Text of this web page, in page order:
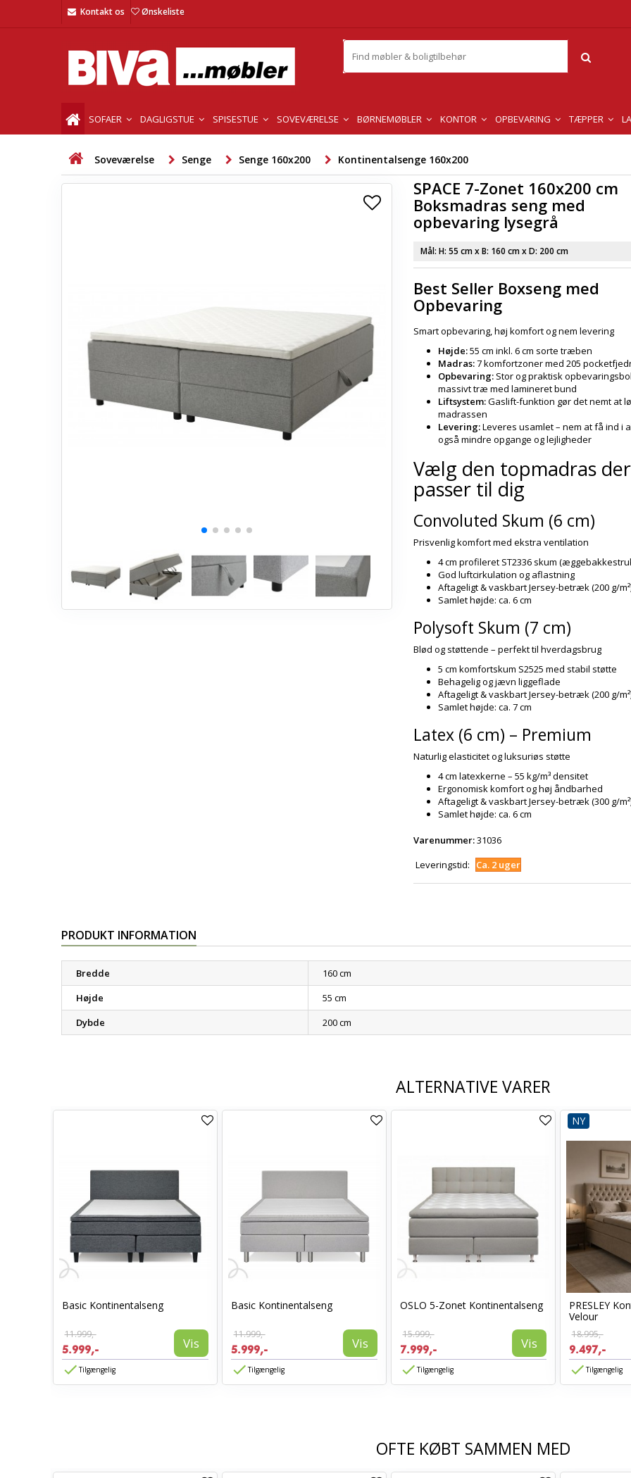
Kontakt os Ønskeliste
SOFAER DAGLIGSTUE SPISESTUE SOVEVÆRELSE BØRNEMØBLER KONTOR OPBEVARING TÆPPER
Soveværelse Senge Senge 160x200 Kontinentalsenge 160x200
SPACE 7-Zonet 160x200 cm
Boksmadras seng med
opbevaring lysegrå
Mål: H: 55 cmx B: 160 cmx D: 200 cm
Best Seller Boxseng med
Opbevaring
Smart opbevaring, høj komfort og nem levering
Højde:55 cm inkl. 6 cm sorte træben
Madras:7 komfortzoner med 205
Opbevaring: Stor og praktisk
massivt træ med lamineret bund
Liftsystem:Gaslift-funktion gør det nemt at
madrassen
Levering:Leveres usamlet – nem at få ind i
også mindre opgange og lejligheder
Vælg den topmadras der
passer til dig
Convoluted Skum (6 cm)
Prisvenlig komfort med ekstra ventilation
4 cm profileret ST2336 skum
God luftcirkulation og aflastning
Aftageligt & vaskbart Jersey-betræk (200 g/
Samlet højde: ca. 6 cm
Polysoft Skum (7 cm)
Blød og støttende – perfekt til hverdagsbrug
5 cm komfortskum S2525 med stabil støtte
Behagelig og jævn liggeflade
Aftageligt & vaskbart Jersey-betræk (200 g/
Samlet højde: ca. 7 cm
Latex (6 cm) – Premium
Naturlig elasticitet og luksuriøs støtte
4 cm latexkerne – 55 kg/m³ densitet
Ergonomisk komfort og høj åndbarhed
Aftageligt & vaskbart Jersey-betræk (300 g/
Samlet højde: ca. 6 cm
Varenummer:31036
Leveringstid:
Ca. 2 uger
PRODUKT INFORMATION
Bredde
160 cm
Højde
55 cm
Dybde
200 cm
ALTERNATIVE VARER
Basic Kontinentalseng
11.999,-
5.999,- Vis
Tilgængelig
Basic Kontinentalseng
11.999,-
5.999,- Vis
Tilgængelig
OSLO 5-Zonet Kontinentalseng
15.999,-
7.999,- Vis
Tilgængelig
NY
PRESLEY
Velour
18.995,-
9.497,-
Tilgængelig
OFTE KØBT SAMMEN MED